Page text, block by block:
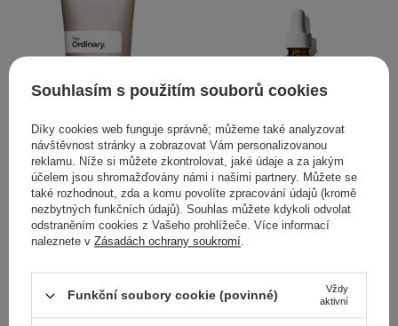
VÝBĚR KOSMETOLOGA
The Ordinary - Natural
Moisturizing Factors + HA
kyselinou hyaluronovou -
30 ml
The Ordinary - 100%
Plant-Derived Squalane -
Souhlasím s použitím souborů cookies
Díky cookies web funguje správně; můžeme také analyzovat
návštěvnost stránky a zobrazovat Vám personalizovanou
reklamu. Níže si můžete zkontrolovat, jaké údaje a za jakým
účelem jsou shromažďovány námi i našimi partnery. Můžete se
také rozhodnout, zda a komu povolíte zpracování údajů (kromě
nezbytných funkčních údajů). Souhlas můžete kdykoli odvolat
odstraněním cookies z Vašeho prohlížeče. Více informací
naleznete v Zásadách ochrany soukromí.
Funkční soubory cookie (povinné)
Vždy
aktivní